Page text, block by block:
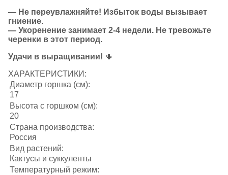
— Не переувлажняйте! Избыток воды вызывает
гниение.
— Укоренение занимает 2-4 недели. Не тревожьте
черенки в этот период.
Удачи в выращивании! 🌵
ХАРАКТЕРИСТИКИ:
Диаметр горшка (см):
17
Высота с горшком (см):
20
Страна производства:
Россия
Вид растений:
Кактусы и суккуленты
Температурный режим: